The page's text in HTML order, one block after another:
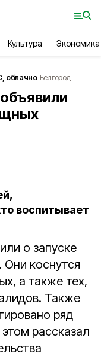
Культура Экономика
облачно Белгород
воспитывает
о запуске
коснутся
а также тех,
Также
ряд
рассказал